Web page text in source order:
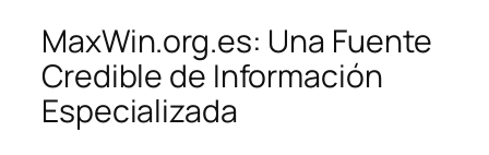
MaxWin.org.es: Una Fuente
Credible de Información
Especializada